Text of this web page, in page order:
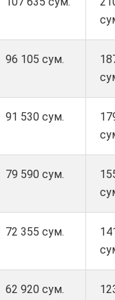
96 105 сум.
91 530 сум.
79 590 сум.
72 355 сум.
62 920 сум.